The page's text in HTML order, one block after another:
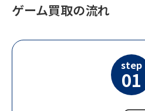
ゲーム買取の流れ
step
01